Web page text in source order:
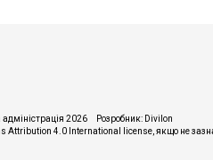
2026 Розробник: Divilon
Attribution 4.0 International license, якщо не